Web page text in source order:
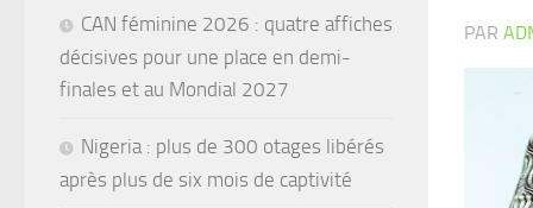
PAR
CAN féminine 2026 : quatre affiches
décisives pour une place en demi-
finales et au Mondial 2027
Nigeria : plus de 300 otages libérés
après plus de six mois de captivité